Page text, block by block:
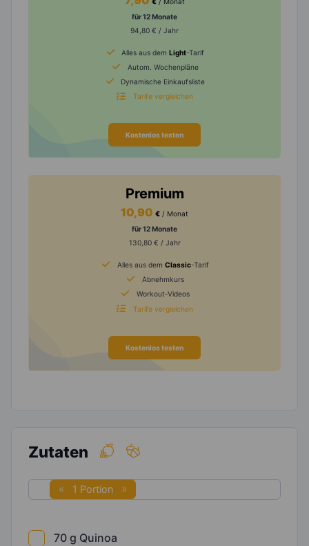
für 12 Monate
94,80 € / Jahr
Alles aus dem Light-Tarif
Autom. Wochenpläne
Dynamische Einkaufsliste
Tarife vergleichen
Kostenlos testen
Premium
10,90 € / Monat
für 12 Monate
130,80 € / Jahr
Alles aus dem Classic-Tarif
Abnehmkurs
Workout-Videos
Tarife vergleichen
Kostenlos testen
Zutaten
1 Portion
70 g Quinoa